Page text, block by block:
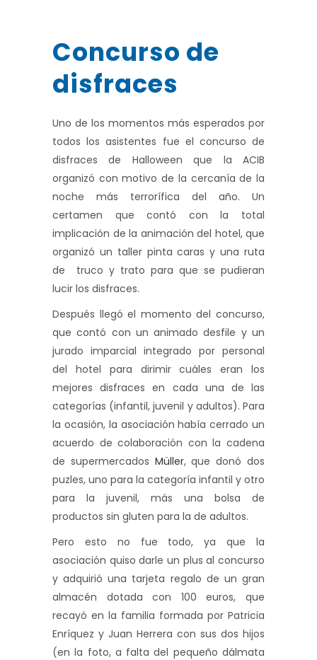
Concurso de
disfraces
Uno de los momentos más esperados por
todos los asistentes fue el concurso de
disfraces de Halloween que la ACIB
organizó con motivo de la cercanía de la
noche más terrorífica del año. Un
certamen que contó con la total
implicación de la animación del hotel, que
organizó un taller pinta caras y una ruta
de truco y trato para que se pudieran
lucir los disfraces.
Después llegó el momento del concurso,
que contó con un animado desfile y un
jurado imparcial integrado por personal
del hotel para dirimir cuáles eran los
mejores disfraces en cada una de las
categorías (infantil, juvenil y adultos). Para
la ocasión, la asociación había cerrado un
acuerdo de colaboración con la cadena
de supermercados Müller, que donó dos
puzles, uno para la categoría infantil y otro
para la juvenil, más una bolsa de
productos sin gluten para la de adultos.
Pero esto no fue todo, ya que la
asociación quiso darle un plus al concurso
y adquirió una tarjeta regalo de un gran
almacén dotada con 100 euros, que
recayó en la familia formada por Patricia
Enríquez y Juan Herrera con sus dos hijos
(en la foto, a falta del pequeño dálmata